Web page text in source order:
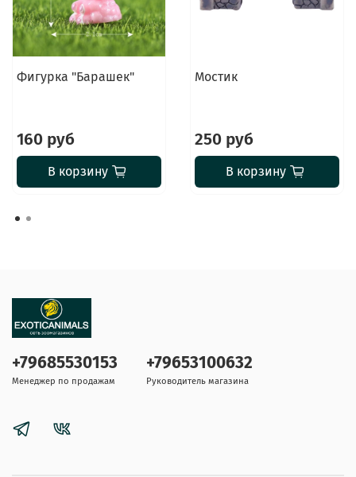
Фигурка "Барашек"
160 руб
В корзину
Мостик
250 руб
В корзину
+79685530153
Менеджер по продажам
+79653100632
Руководитель магазина